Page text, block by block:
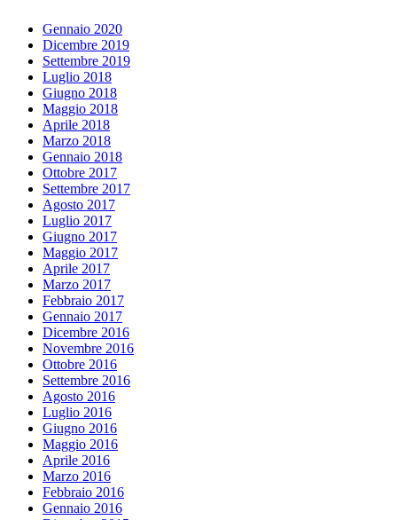
Gennaio 2020
Dicembre 2019
Settembre 2019
Luglio 2018
Giugno 2018
Maggio 2018
Aprile 2018
Marzo 2018
Gennaio 2018
Ottobre 2017
Settembre 2017
Agosto 2017
Luglio 2017
Giugno 2017
Maggio 2017
Aprile 2017
Marzo 2017
Febbraio 2017
Gennaio 2017
Dicembre 2016
Novembre 2016
Ottobre 2016
Settembre 2016
Agosto 2016
Luglio 2016
Giugno 2016
Maggio 2016
Aprile 2016
Marzo 2016
Febbraio 2016
Gennaio 2016